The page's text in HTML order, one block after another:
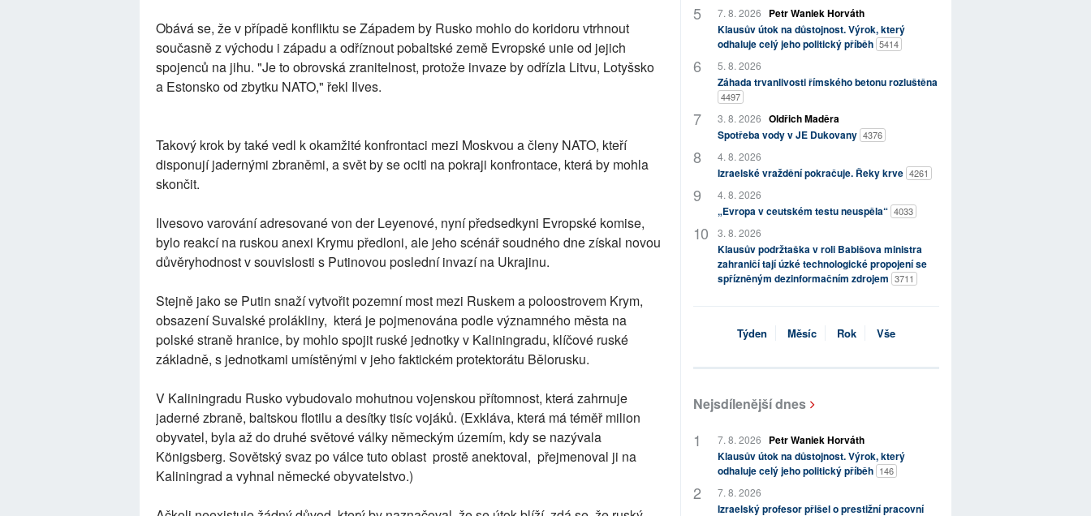
Obává se, že v případě konfliktu se Západem by Rusko mohlo do koridoru vtrhnout
současně z východu i západu a odříznout pobaltské země Evropské unie od jejich
spojenců na jihu. "Je to obrovská zranitelnost, protože invaze by odřízla Litvu, Lotyšsko
a Estonsko od zbytku NATO," řekl Ilves.
Takový krok by také vedl k okamžité konfrontaci mezi Moskvou a členy NATO, kteří
disponují jadernými zbraněmi, a svět by se ocitl na pokraji konfrontace, která by mohla
skončit.
Ilvesovo varování adresované von der Leyenové, nyní předsedkyni Evropské komise,
bylo reakcí na ruskou anexi Krymu předloni, ale jeho scénář soudného dne získal novou
důvěryhodnost v souvislosti s Putinovou poslední invazí na Ukrajinu.
Stejně jako se Putin snaží vytvořit pozemní most mezi Ruskem a poloostrovem Krym,
obsazení Suvalské prolákliny, která je pojmenována podle významného města na
polské straně hranice, by mohlo spojit ruské jednotky v Kaliningradu, klíčové ruské
základně, s jednotkami umístěnými v jeho faktickém protektorátu Bělorusku.
V Kaliningradu Rusko vybudovalo mohutnou vojenskou přítomnost, která zahrnuje
jaderné zbraně, baltskou flotilu a desítky tisíc vojáků. (Exkláva, která má téměř milion
obyvatel, byla až do druhé světové války německým územím, kdy se nazývala
Königsberg. Sovětský svaz po válce tuto oblast prostě anektoval, přejmenoval ji na
Kaliningrad a vyhnal německé obyvatelstvo.)
7. 8. 2026
Petr Waniek Horváth
Klausův útok na důstojnost. Výrok, který
odhaluje celý jeho politický příběh 5414
5. 8. 2026
Záhada trvanlivosti římského betonu rozluštěna
4497
3. 8. 2026 Oldřich Maděra
Spotřeba vody v JE Dukovany 4376
4. 8. 2026
Izraelské vraždění pokračuje. Řeky krve 4261
4. 8. 2026
„Evropa v ceutském testu neuspěla“ 4033
3. 8. 2026
Klausův podržtaška v roli Babišova ministra
zahraničí tají úzké technologické propojení se
spřízněným dezinformačním zdrojem 3711
Týden Měsíc Rok Vše
Nejsdílenější dnes
7. 8. 2026
Petr Waniek Horváth
Klausův útok na důstojnost. Výrok, který
odhaluje celý jeho politický příběh 146
7. 8. 2026
Izraelský profesor přišel o prestižní pracovní